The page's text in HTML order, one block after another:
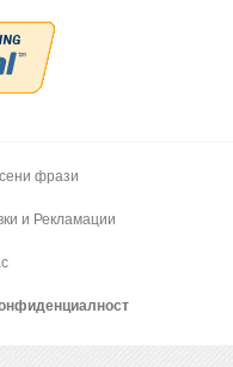
фрази
и Рекламации